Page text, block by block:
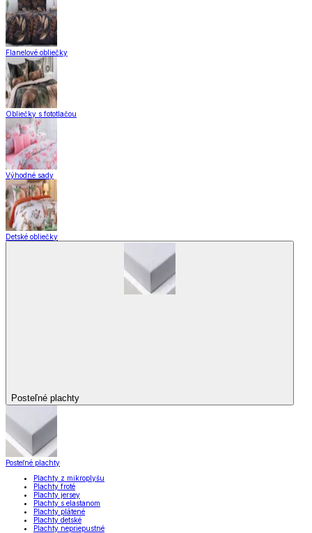
Flanelové obliečky
Obliečky s fototlačou
Výhodné sady
Detské obliečky
Posteľné plachty
Posteľné plachty
Plachty z mikroplyšu
Plachty froté
Plachty jersey
Plachty s elastanom
Plachty plátené
Plachty detské
Plachty nepriepustné